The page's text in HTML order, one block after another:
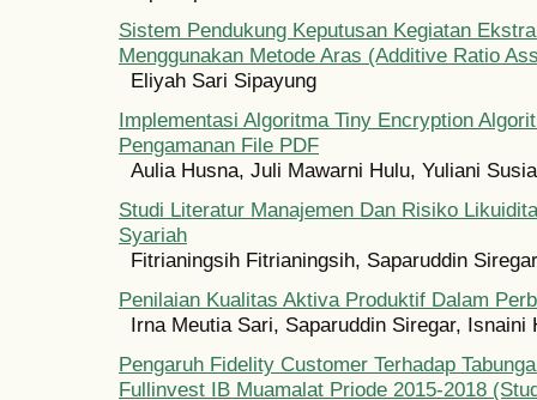
Sistem Pendukung Keputusan Kegiatan
Menggunakan Metode Aras (Additive Ratio
Eliyah Sari Sipayung
Implementasi Algoritma Tiny Encryption
Pengamanan File PDF
Aulia Husna, Juli Mawarni Hulu, Yuliani
Studi Literatur Manajemen Dan Risiko
Syariah
Fitrianingsih Fitrianingsih, Saparuddin Siregar
Penilaian Kualitas Aktiva Produktif Dalam
Irna Meutia Sari, Saparuddin Siregar, Isnaini
Pengaruh Fidelity Customer Terhadap
Fullinvest IB Muamalat Priode 2015-2018